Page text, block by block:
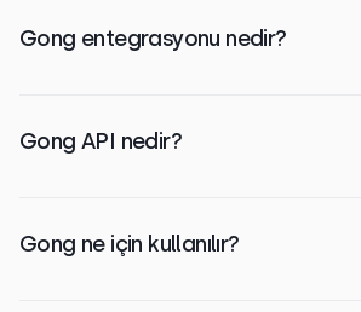
Gong entegrasyonu nedir?
Gong API nedir?
Gong ne için kullanılır?